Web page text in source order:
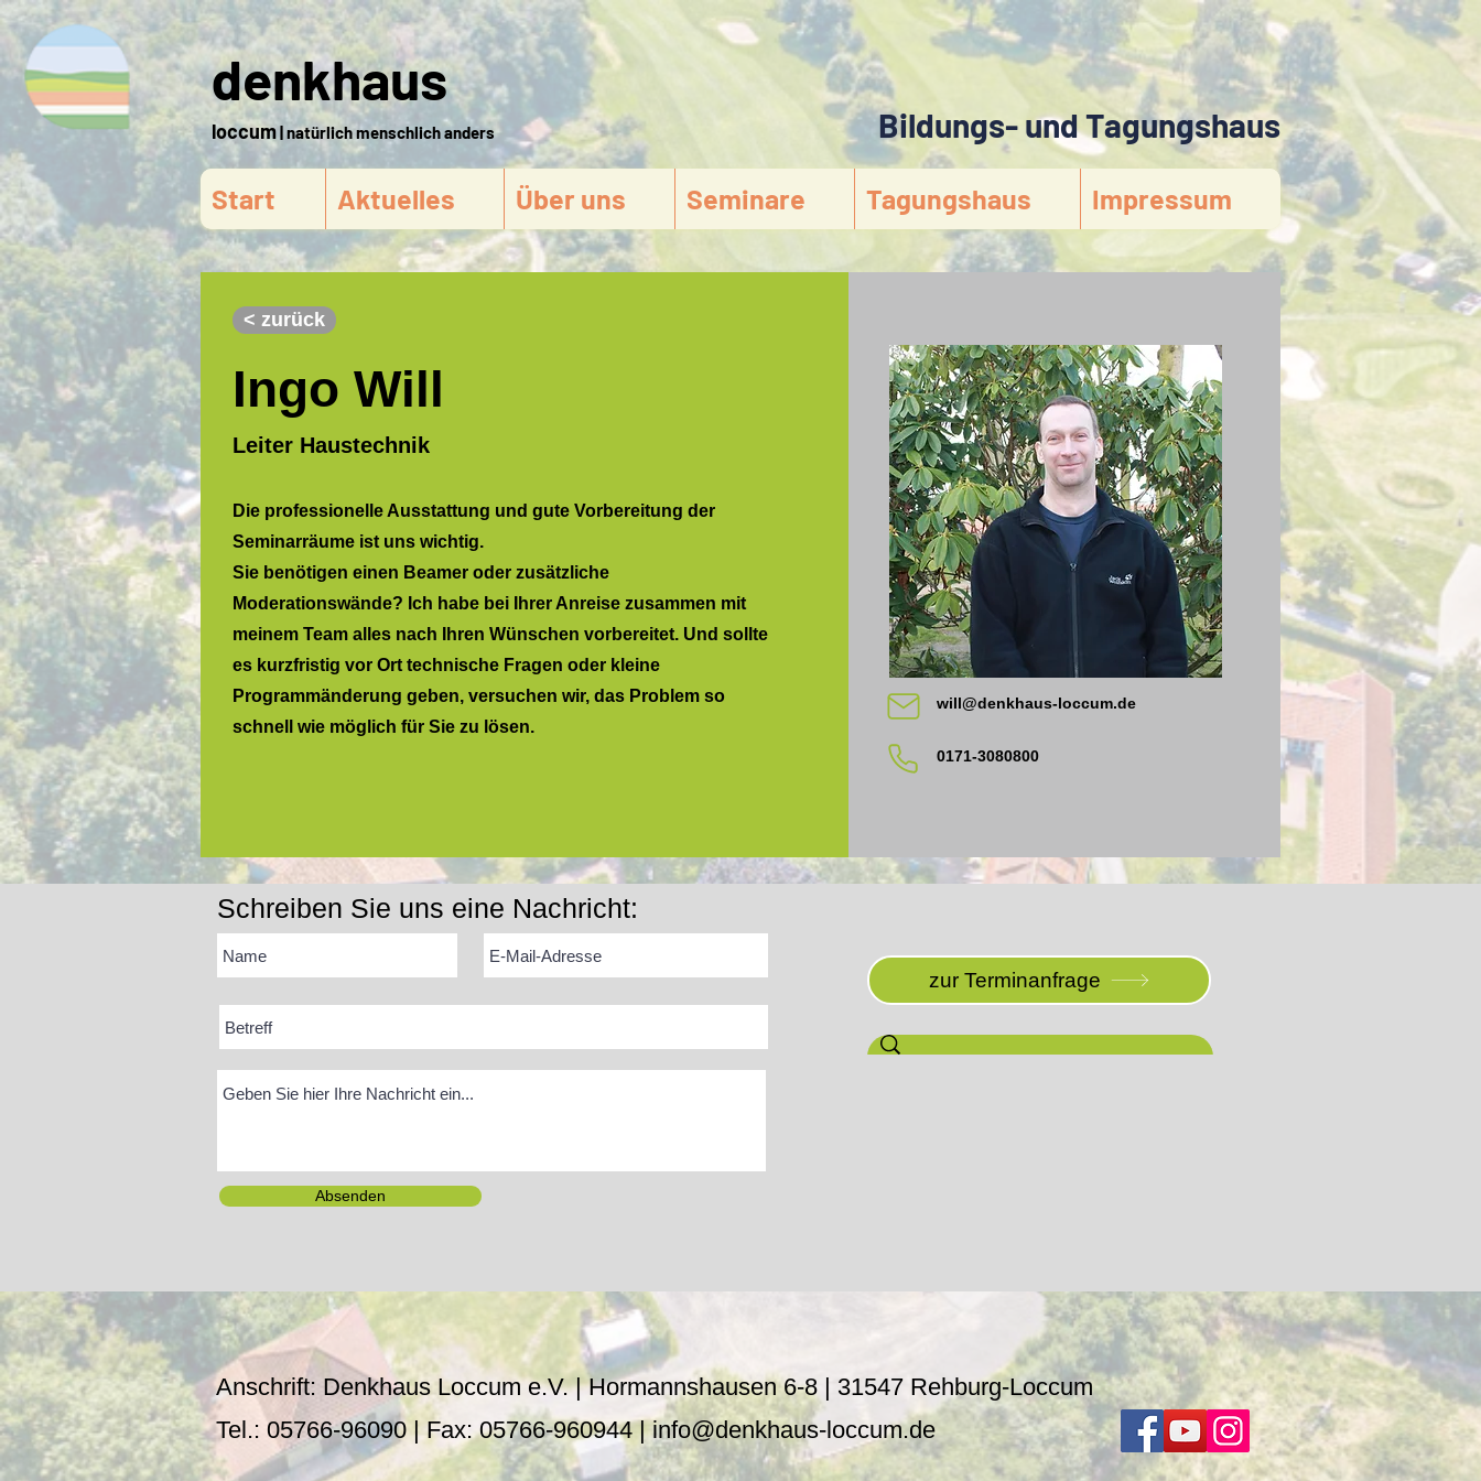
denkhaus
loccum| natürlich menschlich anders Bildungs- und Tagungshaus
Start Aktuelles Über uns Seminare Tagungshaus Impressum
< zurück
Ingo Will
Leiter Haustechnik
Die professionelle Ausstattung und gute Vorbereitung der
Seminarräume ist uns wichtig.
Sie benötigen einen Beamer oder zusätzliche
Moderationswände? Ich habe bei Ihrer Anreise zusammen mit
meinem Team alles nach Ihren Wünschen vorbereitet. Und sollte
es kurzfristig vor Ort technische Fragen oder kleine
Programmänderung geben, versuchen wir, das Problem so
schnell wie möglich für Sie zu lösen.
will@denkhaus-loccum.de
0171-3080800
Schreiben Sie uns eine Nachricht:
zur Terminanfrage
Absenden
Anschrift: Denkhaus Loccum e.V. | Hormannshausen 6-8 | 31547 Rehburg-Loccum
Tel.: 05766-96090| Fax: 05766-960944 |info@denkhaus-loccum.de